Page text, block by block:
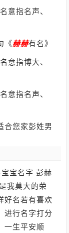
意指名声、
《赫赫有名》
意指博大、
意指名声、
合您家彭姓男
宝名字 彭赫
我莫大的荣
好名若有喜欢
进行名字打分
一生平安顺